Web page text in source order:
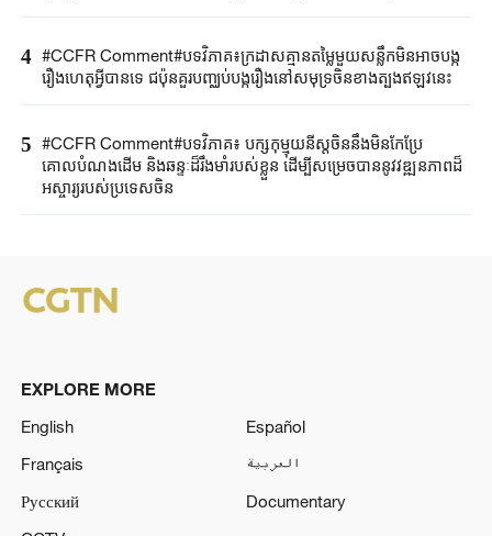
4 #CCFR​ Comment#​បទវិភាគ៖ក្រដាសគ្មានតម្លៃមួយសន្លឹកមិន​អាច​បង្ក
រឿង​ហេតុអ្វីបានទេ ជប៉ុន​គួរ​បញ្ឈប់បង្ករឿងនៅសមុទ្រចិនខាងត្បូងឥឡូវនេះ
5 #CCFR Comment#បទវិភាគ៖ បក្សកុម្មុយនីស្តចិននឹងមិនកែប្រែ
គោលបំណងដើម និងឆន្ទៈដ៏រឹងមាំរបស់ខ្លួន ដើម្បីសម្រេចបាននូវវឌ្ឍនភាពដ៏
អស្ចារ្យរបស់ប្រទេសចិន
EXPLORE MORE
English
Español
Français
العربية
Русский
Documentary